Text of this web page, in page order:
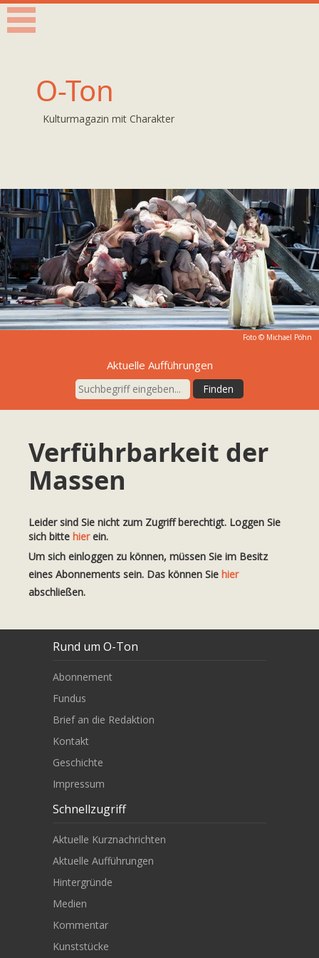
O-Ton
Kulturmagazin mit Charakter
Foto © Michael Pöhn
Aktuelle Aufführungen
Verführbarkeit der
Massen
Leider sind Sie nicht zum Zugriff berechtigt. Loggen Sie
sich bitte hierein.
Um sich einloggen zu können, müssen Sie im Besitz
eines Abonnements sein. Das können Sie hier
abschließen.
Rund um O-Ton
Abonnement
Fundus
Brief an die Redaktion
Kontakt
Geschichte
Impressum
Schnellzugriff
Aktuelle Kurznachrichten
Aktuelle Aufführungen
Hintergründe
Medien
Kommentar
Kunststücke